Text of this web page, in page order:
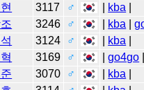
3117 ♂ kba
3246 ♂ kba |
3124 ♂ kba
3169 ♂ |go4go
3070 ♂ kba